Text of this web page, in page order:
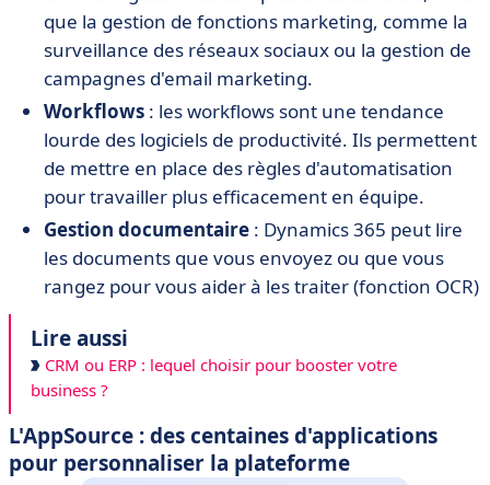
que la gestion de fonctions marketing, comme la
surveillance des réseaux sociaux ou la gestion de
campagnes d'email marketing.
Workflows : les workflows sont une tendance
lourde des logiciels de productivité. Ils permettent
de mettre en place des règles d'automatisation
pour travailler plus efficacement en équipe.
Gestion documentaire : Dynamics 365 peut lire
les documents que vous envoyez ou que vous
rangez pour vous aider à les traiter (fonction OCR)
Lire aussi
CRM ou ERP : lequel choisir pour booster votre
business ?
L'AppSource : des centaines d'applications
pour personnaliser la plateforme